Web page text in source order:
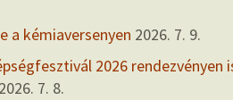
a kémiaversenyen 2026. 7. 9.
2026
2026. 7. 8.